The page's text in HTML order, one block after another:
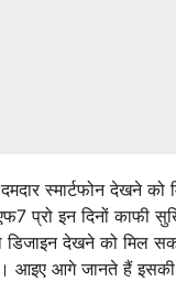
स्मार्टफोन देखने
प्रो इन दिनों काफी
देखने को मिल
आगे जानते हैं इसकी